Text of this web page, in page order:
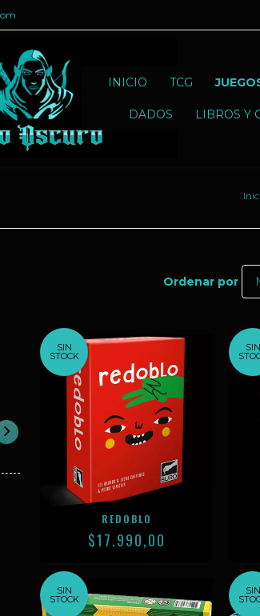
INICIO TCG
DADOS LIBROS Y
Ordenar por
SIN
STOCK
REDOBLO
$17.990,00
SIN
SIN
STOCK
SIN